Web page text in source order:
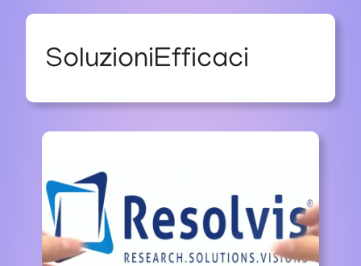
SoluzioniEfficaci